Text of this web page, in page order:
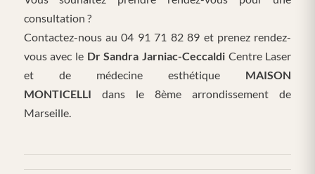
consultation ?
Contactez-nous au 04 91 71 82 89 et prenez rendez-
vous avec le Dr Sandra Jarniac-Ceccaldi Centre Laser
et de médecine esthétique MAISON
MONTICELLI dans le 8ème arrondissement de
Marseille.